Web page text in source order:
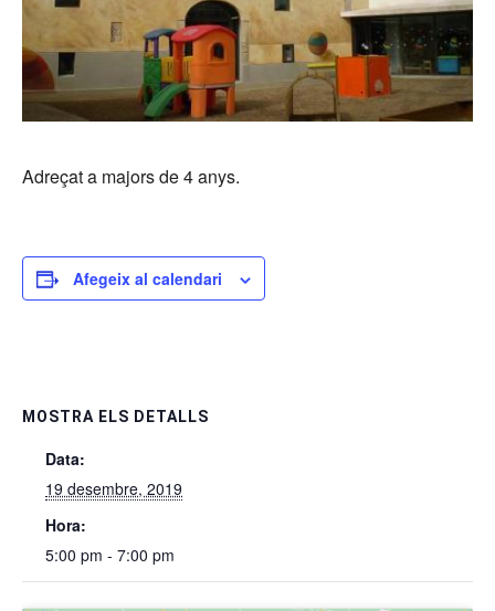
Adreçat a majors de 4 anys.
Afegeix al calendari
MOSTRA ELS DETALLS
Data:
19 desembre, 2019
Hora:
5:00 pm - 7:00 pm